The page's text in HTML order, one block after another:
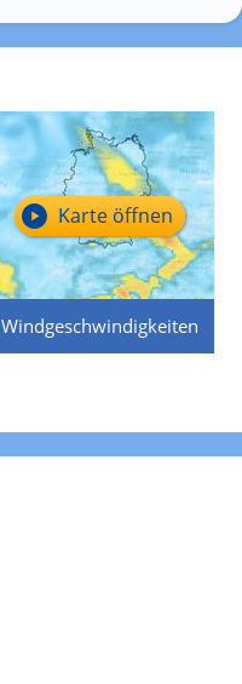
Windgeschwindigkeiten
Karte öffnen